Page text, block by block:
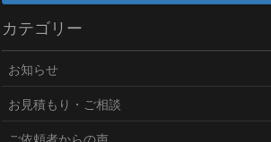
カテゴリー
お知らせ
お見積もり・ご相談